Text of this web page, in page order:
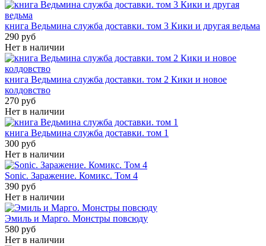
книга Ведьмина служба доставки. том 3 Кики и другая ведьма
290 руб
Нет в наличии
книга Ведьмина служба доставки. том 2 Кики и новое
колдовство
270 руб
Нет в наличии
книга Ведьмина служба доставки. том 1
300 руб
Нет в наличии
Sonic. Заражение. Комикс. Том 4
390 руб
Нет в наличии
Эмиль и Марго. Монстры повсюду
580 руб
Нет в наличии